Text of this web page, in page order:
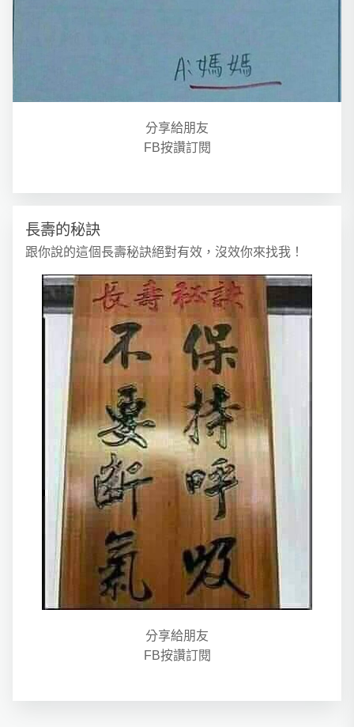
分享給朋友
FB按讚訂閱
長壽的秘訣
跟你說的這個長壽秘訣絕對有效，沒效你來找我！
分享給朋友
FB按讚訂閱